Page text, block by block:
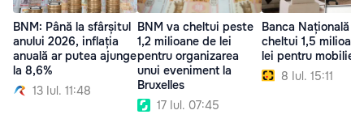
BNM: Până la sfârșitul
anului 2026, inflația
anuală ar putea ajunge
la 8,6%
13 Iul. 11:48
BNM va cheltui peste
1,2 milioane de lei
pentru organizarea
unui eveniment la
Bruxelles
17 Iul. 07:45
Banca Națională
cheltui 1,5
lei pentru mobilier
8 Iul. 15:11